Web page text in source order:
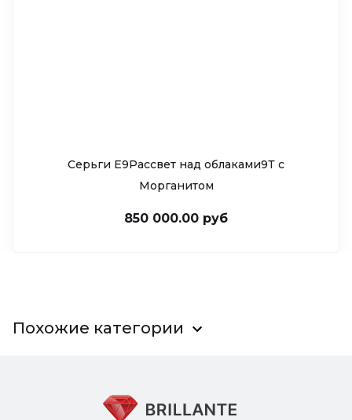
Серьги Е9Рассвет над облаками9Т c
Морганитом
850 000.00 руб
Похожие категории